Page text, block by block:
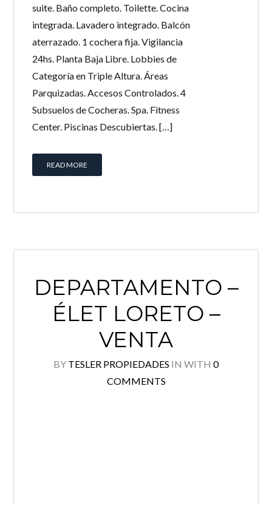
suite. Baño completo. Toilette. Cocina
integrada. Lavadero integrado. Balcón
aterrazado. 1 cochera fija. Vigilancia
24hs. Planta Baja Libre. Lobbies de
Categoría en Triple Altura. Áreas
Parquizadas. Accesos Controlados. 4
Subsuelos de Cocheras. Spa. Fitness
Center. Piscinas Descubiertas. […]
READ MORE
DEPARTAMENTO –
ÉLET LORETO –
VENTA
BY TESLER PROPIEDADES IN WITH 0
COMMENTS